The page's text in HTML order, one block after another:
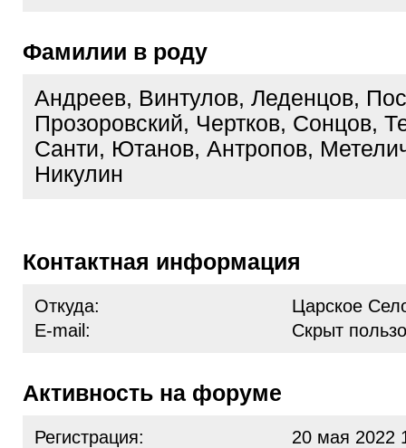
Фамилии в роду
Андреев, Винтулов, Леденцов,
Прозоровский, Чертков, Сонцов,
Санти, Ютанов, Антропов,
Никулин
Контактная информация
Откуда:
Царское
E-mail:
Скрыт
Активность на форуме
Регистрация: 20 мая 2022